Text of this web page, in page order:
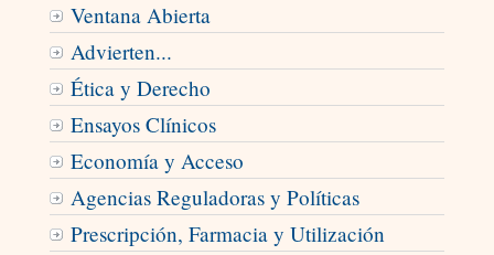
Ventana Abierta
Advierten...
Ética y Derecho
Ensayos Clínicos
Economía y Acceso
Agencias Reguladoras y Políticas
Prescripción, Farmacia y Utilización